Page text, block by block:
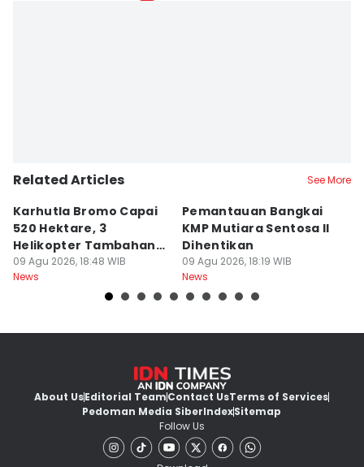
Related Articles See More
Karhutla Bromo Capai
520 Hektare, 3
Helikopter Tambahan
Diterjunkan
09 Agu 2026, 18:48 WIB
News
Pemantauan Bangkai
KMP Mutiara Sentosa II
Dihentikan
09 Agu 2026, 18:19 WIB
News
About UsEditorial TeamContact UsTerms of Services
Pedoman Media SiberIndexSitemap
Follow Us